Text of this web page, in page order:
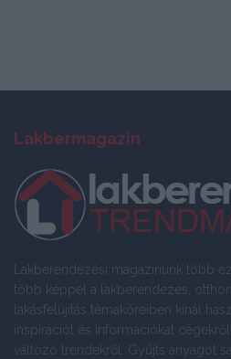
Lakbermagazin
Lakberendezési magazinunk több
több képpel a lakberendezés,
lakásfelújítás témaköreiben kínál
inspirációt és információkat
változó trendekről. Gyűjts anyagot